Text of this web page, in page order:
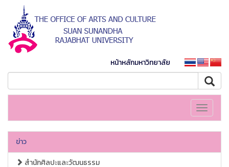
หน้าหลักมหาวิทยาลัย
Toggle
ข่าว
สำนักศิลปะและวัฒนธรรม